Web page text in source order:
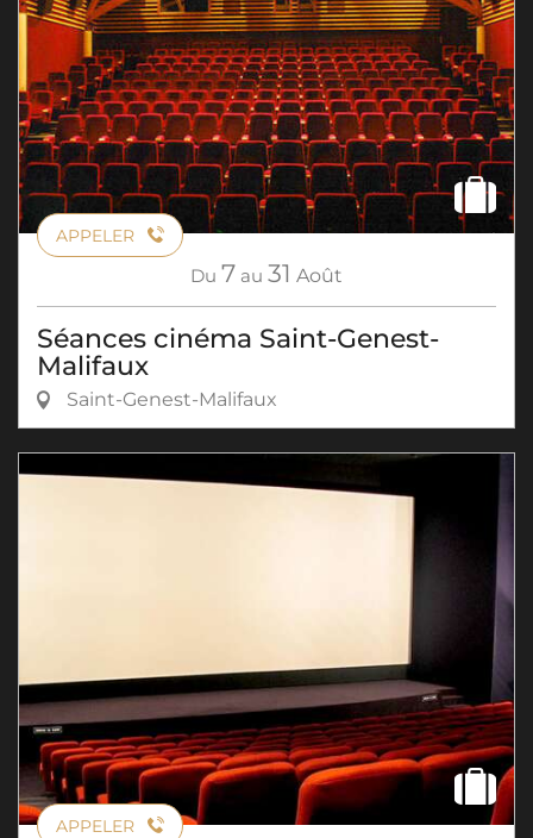
APPELER
Du 7 au 31 Août
Séances cinéma Saint-Genest-
Malifaux
Saint-Genest-Malifaux
APPELER